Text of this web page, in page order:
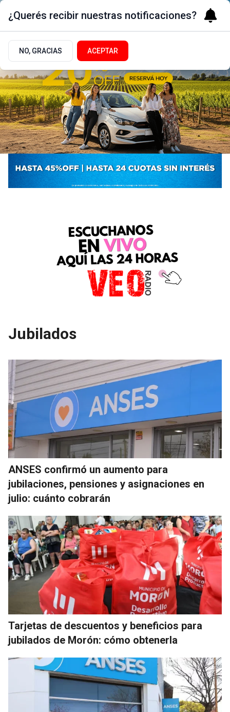
Jubilados
ANSES confirmó un aumento para
jubilaciones, pensiones y asignaciones en
julio: cuánto cobrarán
Tarjetas de descuentos y beneficios para
jubilados de Morón: cómo obtenerla
¿Querés recibir nuestras notificaciones?
NO, GRACIAS ACEPTAR